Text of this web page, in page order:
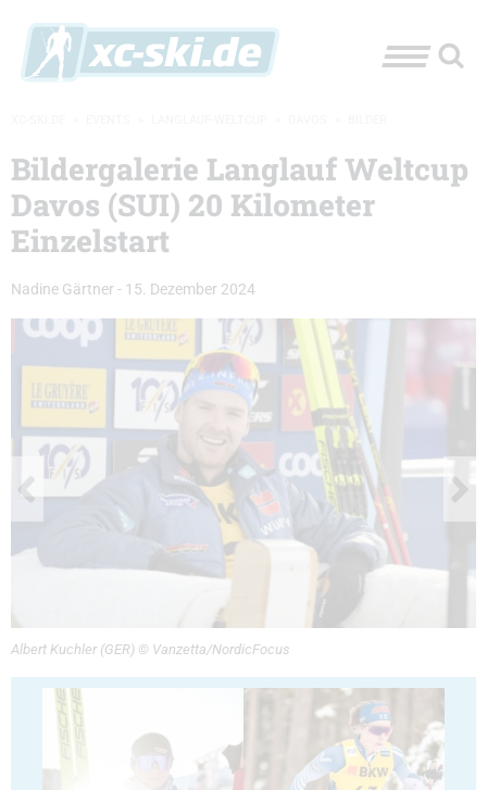
Bildergalerie Langlauf Weltcup
Davos (SUI) 20 Kilometer
Einzelstart
Nadine Gärtner - 15. Dezember 2024
Albert Kuchler (GER) © Vanzetta/NordicFocus